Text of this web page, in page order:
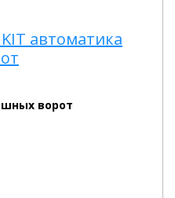
автоматика
ворот